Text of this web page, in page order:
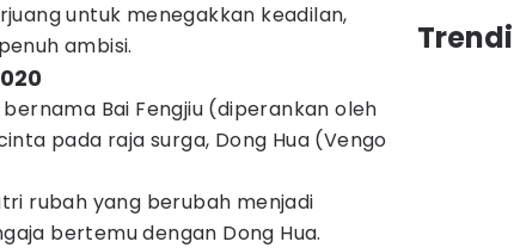
untuk menegakkan keadilan,
ambisi.
Bai Fengjiu (diperankan oleh
pada raja surga, Dong Hua (Vengo
rubah yang berubah menjadi
bertemu dengan Dong Hua.